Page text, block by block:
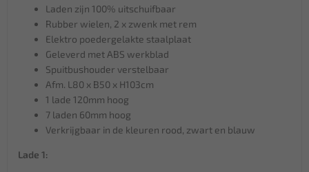
Laden zijn 100% uitschuifbaar
Rubber wielen, 2 x zwenk met rem
Elektro poedergelakte staalplaat
Geleverd met ABS werkblad
Spuitbushouder verstelbaar
Afm. L80 x B50 x H103cm
1 lade 120mm hoog
7 laden 60mm hoog
Verkrijgbaar in de kleuren rood, zwart en blauw
Lade 1: